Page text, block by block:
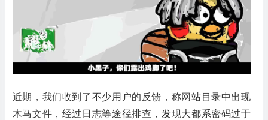
近期，我们收到了不少用户的反馈，称网站目录中出现
木马文件，经过日志等途径排查，发现大都系密码过于